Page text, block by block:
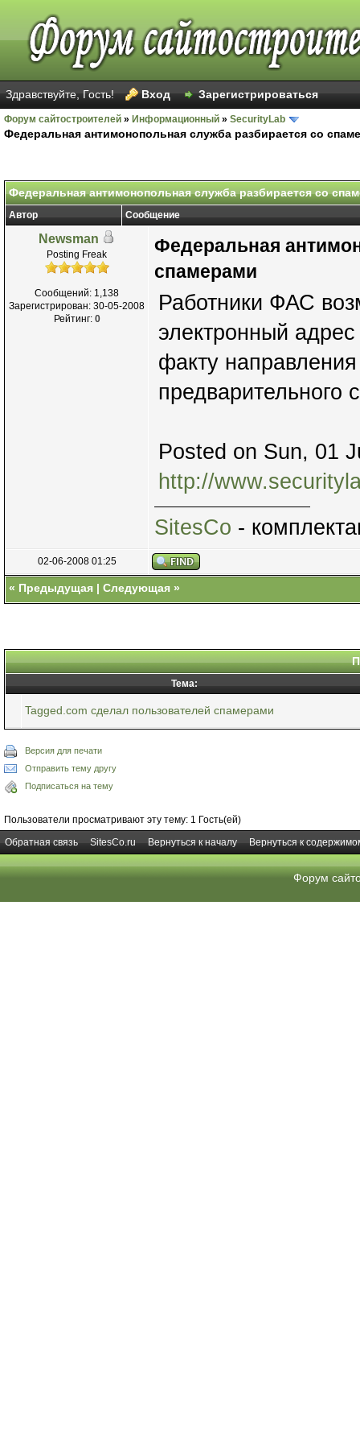
Здравствуйте, Гость! Вход Зарегистрироваться
Форум сайтостроителей » Информационный » SecurityLab
Федеральная антимонопольная служба разбирается со
Федеральная антимонопольная служба разбирается со
Автор Сообщение
Newsman
Posting Freak
Сообщений: 1,138
Зарегистрирован: 30-05-2008
Рейтинг: 0
Федеральная
спамерами
Работники ФАС
электронный
факту
предварительного
Posted on Sun, 01
http://
SitesCo -
02-06-2008 01:25
« Предыдущая | Следующая »
Тема:
Tagged.com сделал пользователей спамерами
Версия для печати
Отправить тему другу
Подписаться на тему
Пользователи просматривают эту тему: 1 Гость(ей)
Обратная связь
SitesCo.ru Вернуться к началу Вернуться к
Форум